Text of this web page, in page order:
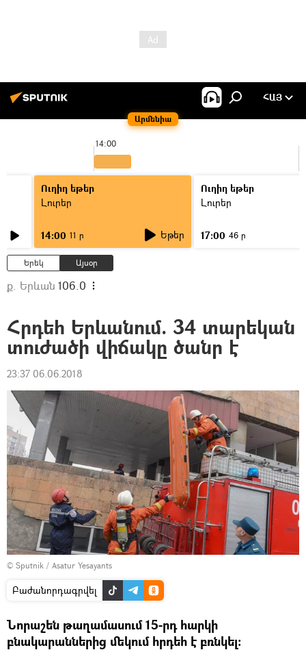
Արմենիա
ՀԱՅ
14:00
Ուղիղ եթեր
Լուրեր
14:00 11 ր Եթեր
Ուղիղ եթեր
Լուրեր
17:00 46 ր
Երեկ Այսօր
ք. Երևան 106.0
Հրդեհ Երևանում. 34 տարեկան
տուժածի վիճակը ծանր է
23:37 06.06.2018
© Sputnik / Asatur Yesayants
Բաժանորդագրվել
Նորաշեն թաղամասում 15-րդ հարկի
բնակարաններից մեկում հրդեհ է բռնկել։